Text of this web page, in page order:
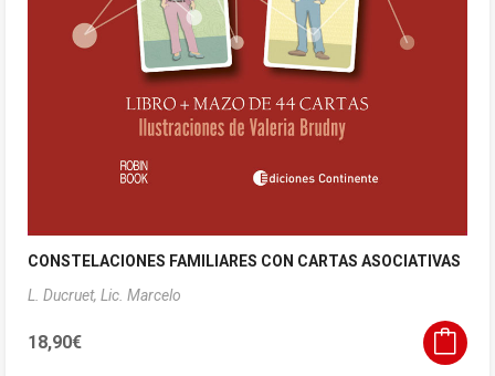
CONSTELACIONES FAMILIARES CON CARTAS ASOCIATIVAS
L. Ducruet, Lic. Marcelo
18,90€